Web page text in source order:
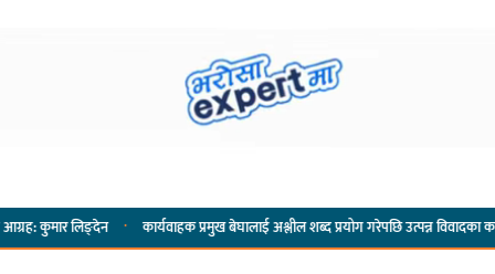
· कार्यवाहक प्रमुख बेघालाई अश्लील शब्द प्रयोग गरेपछि उत्पन्न विवादका कारण नगरसभा